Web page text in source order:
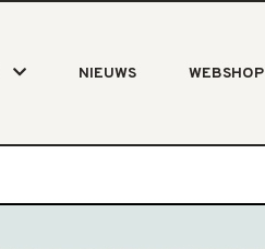
NIEUWS WEBSHOP